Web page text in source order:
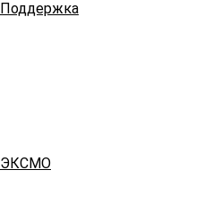
Поддержка
ЭКСМО